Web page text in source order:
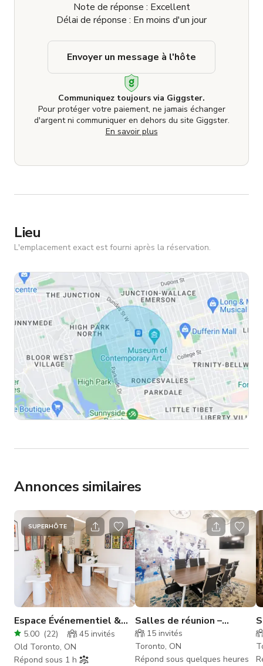
Note de réponse : Excellent
Délai de réponse : En moins d'un jour
Communiquez toujours via Giggster.
Pour protéger votre paiement, ne jamais échanger
d'argent ni communiquer en dehors du site Giggster.
En savoir plus
Envoyer un message à l'hôte
Lieu
L'emplacement exact est fourni après la réservation.
Annonces similaires
SUPERHÔTE
Espace Événementiel &
Production Primé
5.00 (22) 45 invités
Old Toronto, ON
Répond sous 1 h
Salles de réunion –
Espaces flexibles pour 2 à
8 personnes
15 invités
Toronto, ON
Répond sous quelques heures